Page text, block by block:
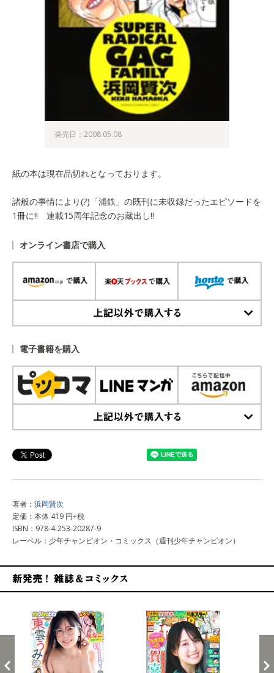
発売日：2008.05.08
紙の本は現在品切れとなっております。
諸般の事情により(?)「浦鉄」の既刊に未収録だったエピソードを
1冊に!! 連載15周年記念のお蔵出し!!
オンライン書店で購入
電子書籍を購入
著者： 浜岡賢次
定価：本体 419 円+税
ISBN：978-4-253-20287-9
レーベル：少年チャンピオン・コミックス（週刊少年チャンピオン）